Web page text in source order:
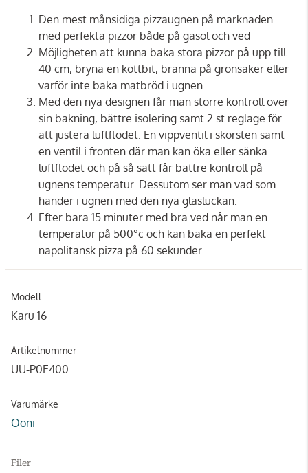
Den mest månsidiga pizzaugnen på marknaden
med perfekta pizzor både på gasol och ved
Möjligheten att kunna baka stora pizzor på upp till
40 cm, bryna en köttbit, bränna på grönsaker eller
varför inte baka matbröd i ugnen.
Med den nya designen får man större kontroll över
sin bakning, bättre isolering samt 2 st reglage för
att justera luftflödet. En vippventil i skorsten samt
en ventil i fronten där man kan öka eller sänka
luftflödet och på så sätt får bättre kontroll på
ugnens temperatur. Dessutom ser man vad som
händer i ugnen med den nya glasluckan.
Efter bara 15 minuter med bra ved når man en
temperatur på 500°c och kan baka en perfekt
napolitansk pizza på 60 sekunder.
Modell
Karu 16
Artikelnummer
UU-P0E400
Varumärke
Ooni
Filer